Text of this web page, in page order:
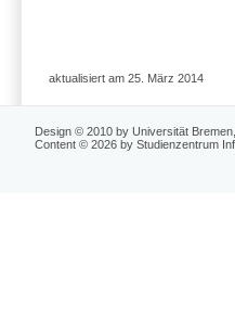
aktualisiert am 25. März 2014
Design © 2010 by Universität
Content © 2026 by Studienzentrum